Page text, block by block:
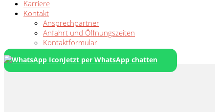
Karriere
Kontakt
Ansprechpartner
Anfahrt und Öffnungszeiten
Kontaktformular
Jetzt per WhatsApp chatten